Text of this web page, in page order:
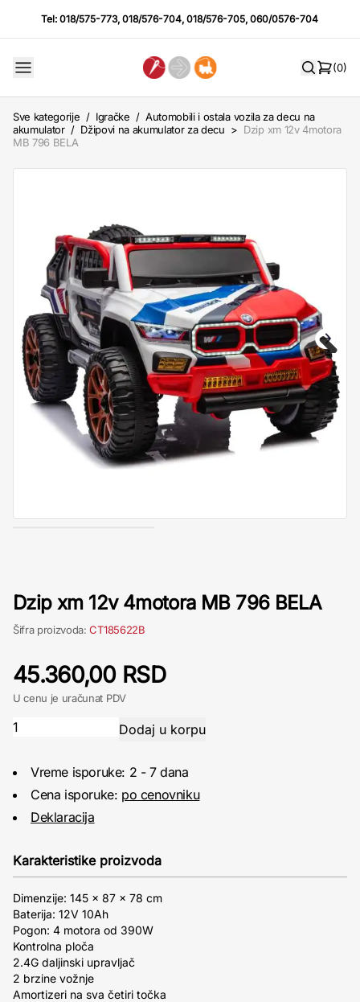
Tel:018/575-773,018/576-704,018/576-705,060/0576-704
(0)
Sve kategorije / Igračke / Automobili i ostala vozila za decu na
akumulator / Džipovi na akumulator za decu > Dzip xm 12v 4motora
MB 796 BELA
Dzip xm 12v 4motora MB 796 BELA
Šifra proizvoda:CT185622B
45.360,00 RSD
U cenu je uračunat PDV
Vreme isporuke: 2 - 7 dana
Cena isporuke: po cenovniku
Deklaracija
Karakteristike proizvoda
Dimenzije: 145 x 87 x 78 cm
Baterija: 12V 10Ah
Pogon: 4 motora od 390W
Kontrolna ploča
2.4G daljinski upravljač
2 brzine vožnje
Amortizeri na sva četiri točka